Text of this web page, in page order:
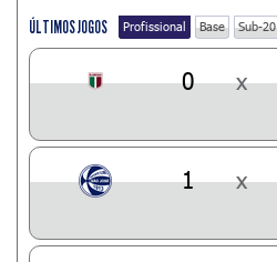
ÚLTIMOS JOGOS Profissional Base Sub-20
0 x
1 x